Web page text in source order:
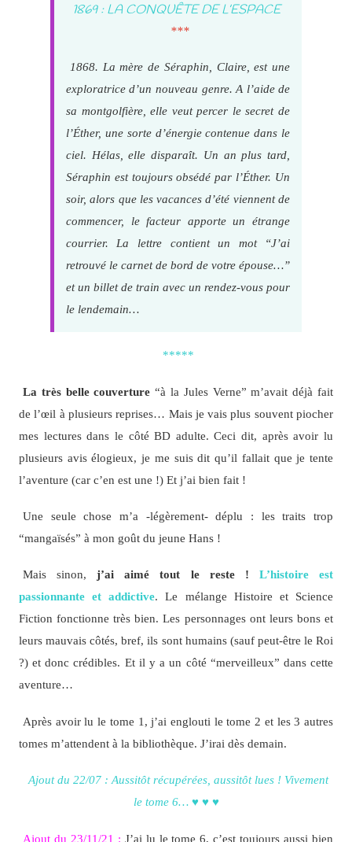
1869 : LA CONQUÊTE DE L’ESPACE
***
1868. La mère de Séraphin, Claire, est une
exploratrice d’un nouveau genre. A l’aide de
sa montgolfière, elle veut percer le secret de
l’Éther, une sorte d’énergie contenue dans le
ciel. Hélas, elle disparaît. Un an plus tard,
Séraphin est toujours obsédé par l’Éther. Un
soir, alors que les vacances d’été viennent de
commencer, le facteur apporte un étrange
courrier. La lettre contient un mot “J’ai
retrouvé le carnet de bord de votre épouse…”
et un billet de train avec un rendez-vous pour
le lendemain…
*****
La très belle couverture “à la Jules Verne” m’avait déjà fait
de l’œil à plusieurs reprises… Mais je vais plus souvent piocher
mes lectures dans le côté BD adulte. Ceci dit, après avoir lu
plusieurs avis élogieux, je me suis dit qu’il fallait que je tente
l’aventure (car c’en est une !) Et j’ai bien fait !
Une seule chose m’a -légèrement- déplu : les traits trop
“mangaïsés” à mon goût du jeune Hans !
Mais sinon,j’ai aimé tout le reste !
L’histoire est
passionnante et addictive. Le mélange Histoire et Science
Fiction fonctionne très bien. Les personnages ont leurs bons et
leurs mauvais côtés, bref, ils sont humains (sauf peut-être le Roi
?) et donc crédibles. Et il y a un côté “merveilleux” dans cette
aventure…
Après avoir lu le tome 1, j’ai englouti le tome 2 et les 3 autres
tomes m’attendent à la bibliothèque. J’irai dès demain.
Ajout du 22/07 : Aussitôt récupérées, aussitôt lues ! Vivement
le tome 6… ♥ ♥ ♥
Ajout du 23/11/21 : J’ai lu le tome 6, c’est toujours aussi bien